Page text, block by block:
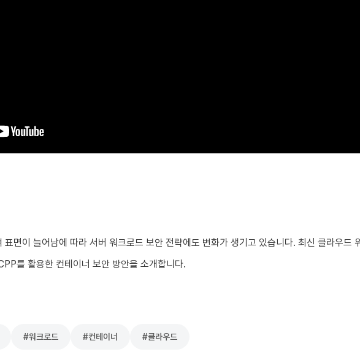
표면이 늘어남에 따라 서버 워크로드 보안 전략에도 변화가 생기고 있습니다. 최신 클라우드
를 활용한 컨테이너 보안 방안을 소개합니다.
#워크로드 #컨테이너 #클라우드